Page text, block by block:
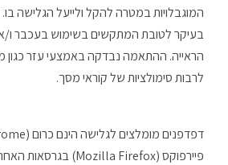
המוגבלויות במטרה להקל ולייעל הגלישה
בעיקר לטובת המתקשים בשימוש בעכבר ו/
הראייה. ההתאמה נבדקה באמצעי עזר כגון
לרבות סימולציות של קוראי מסך.
פיירפוקס (Mozilla Firefox) בגרסאות האחרונות שלהם.